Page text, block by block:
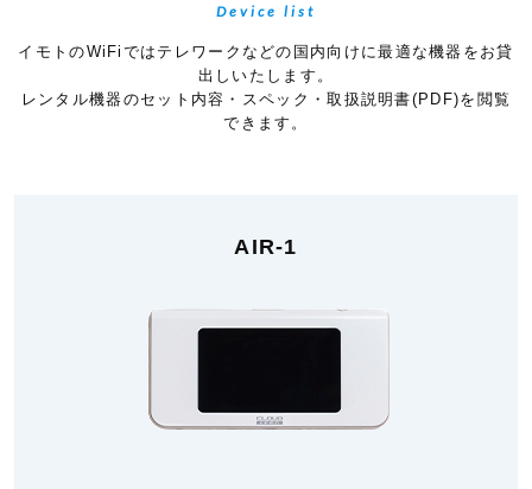
Device list
イモトのWiFiではテレワークなどの国内向けに最適な機器をお貸
出しいたします。
レンタル機器のセット内容・スペック・取扱説明書(PDF)を閲覧
できます。
AIR-1